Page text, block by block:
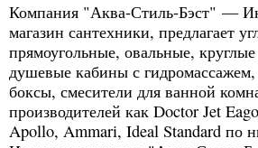
Компания "Аква-Стиль-Бэст" —
магазин сантехники, предлагает
прямоугольные, овальные,
душевые кабины с
боксы, смесители для ванной
производителей как Doctor Jet
Apollo, Ammari, Ideal Standard по